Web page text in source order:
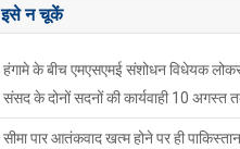
इसे न चूकें
हंगामे के बीच एमएसएमई संशोधन विधेयक
संसद के दोनों सदनों की कार्यवाही 10 अगस्त
सीमा पार आतंकवाद खत्म होने पर ही